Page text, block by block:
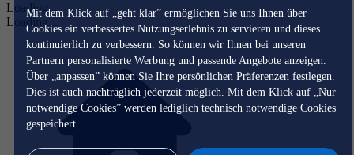
Mit dem Klick auf „geht klar” ermöglichen Sie uns Ihnen über
Cookies ein verbessertes Nutzungserlebnis zu servieren und dieses
kontinuierlich zu verbessern. So können wir Ihnen bei unseren
Partnern personalisierte Werbung und passende Angebote anzeigen.
Über „anpassen” können Sie Ihre persönlichen Präferenzen festlegen.
Dies ist auch nachträglich jederzeit möglich. Mit dem Klick auf „Nur
notwendige Cookies” werden lediglich technisch notwendige Cookies
gespeichert.
Loading...
Loading...